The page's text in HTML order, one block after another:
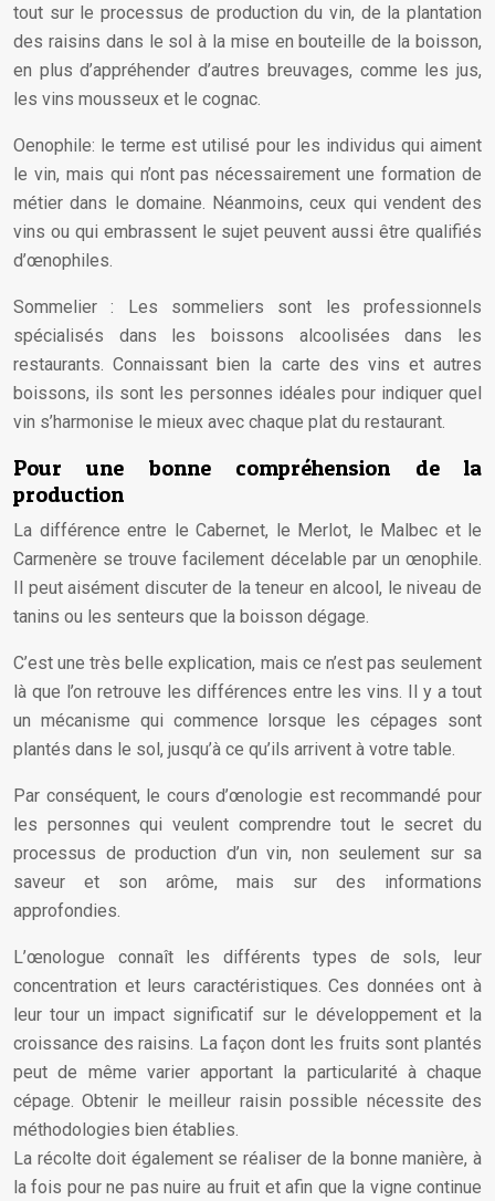
tout sur le processus de production du vin, de la plantation
des raisins dans le sol à la mise en bouteille de la boisson,
en plus d’appréhender d’autres breuvages, comme les jus,
les vins mousseux et le cognac.
Oenophile: le terme est utilisé pour les individus qui aiment
le vin, mais qui n’ont pas nécessairement une formation de
métier dans le domaine. Néanmoins, ceux qui vendent des
vins ou qui embrassent le sujet peuvent aussi être qualifiés
d’œnophiles.
Sommelier : Les sommeliers sont les professionnels
spécialisés dans les boissons alcoolisées dans les
restaurants. Connaissant bien la carte des vins et autres
boissons, ils sont les personnes idéales pour indiquer quel
vin s’harmonise le mieux avec chaque plat du restaurant.
Pour une bonne compréhension de la
production
La différence entre le Cabernet, le Merlot, le Malbec et le
Carmenère se trouve facilement décelable par un œnophile.
Il peut aisément discuter de la teneur en alcool, le niveau de
tanins ou les senteurs que la boisson dégage.
C’est une très belle explication, mais ce n’est pas seulement
là que l’on retrouve les différences entre les vins. Il y a tout
un mécanisme qui commence lorsque les cépages sont
plantés dans le sol, jusqu’à ce qu’ils arrivent à votre table.
Par conséquent, le cours d’œnologie est recommandé pour
les personnes qui veulent comprendre tout le secret du
processus de production d’un vin, non seulement sur sa
saveur et son arôme, mais sur des informations
approfondies.
L’œnologue connaît les différents types de sols, leur
concentration et leurs caractéristiques. Ces données ont à
leur tour un impact significatif sur le développement et la
croissance des raisins. La façon dont les fruits sont plantés
peut de même varier apportant la particularité à chaque
cépage. Obtenir le meilleur raisin possible nécessite des
méthodologies bien établies.
La récolte doit également se réaliser de la bonne manière, à
la fois pour ne pas nuire au fruit et afin que la vigne continue